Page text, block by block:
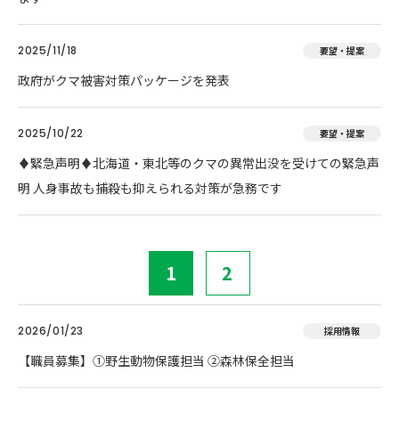
2025/11/18 要望・提案
政府がクマ被害対策パッケージを発表
2025/10/22 要望・提案
♦️緊急声明♦️北海道・東北等のクマの異常出没を受けての緊急声
明 人身事故も捕殺も抑えられる対策が急務です
1 2
2026/01/23 採用情報
【職員募集】①野生動物保護担当 ②森林保全担当